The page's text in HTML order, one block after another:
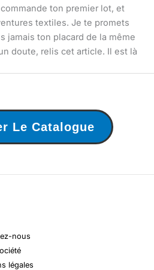
ton premier lot, et
textiles. Je te promets
jamais ton placard de la même
doute, relis cet article. Il est là
Le Catalogue
nous
légales